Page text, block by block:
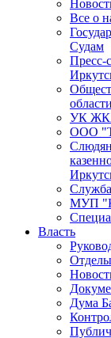
Все о
Судам
Пресс-
области
УК ЖКХ
ООО
МУП
Власть
Дума